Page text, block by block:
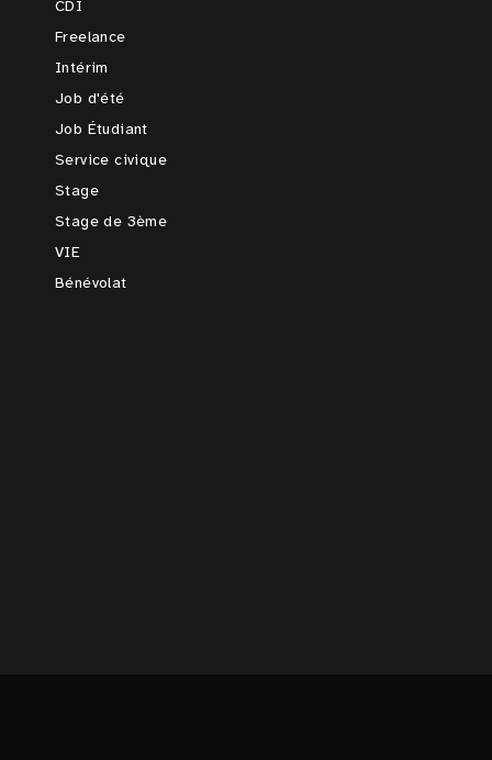
CDI
Freelance
Intérim
Job d'été
Job Étudiant
Service civique
Stage
Stage de 3ème
VIE
Bénévolat